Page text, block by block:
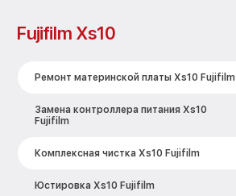
Fujifilm Xs10
Ремонт материнской платы Xs10 Fujifilm
Замена контроллера питания Xs10
Fujifilm
Комплексная чистка Xs10 Fujifilm
Юстировка Xs10 Fujifilm